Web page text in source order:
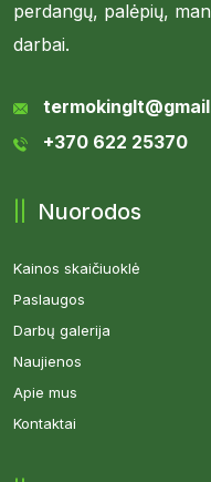
perdangų, palėpių,
darbai.
+370 622 25370
Nuorodos
Kainos skaičiuoklė
Paslaugos
Darbų galerija
Naujienos
Apie mus
Kontaktai